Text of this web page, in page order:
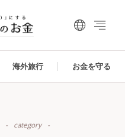
海外旅行 お金を守る
category